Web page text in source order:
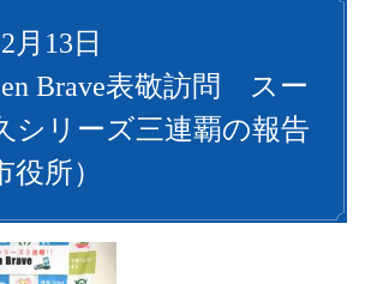
月13日
Brave表敬訪問 スー
シリーズ三連覇の報告
役所）